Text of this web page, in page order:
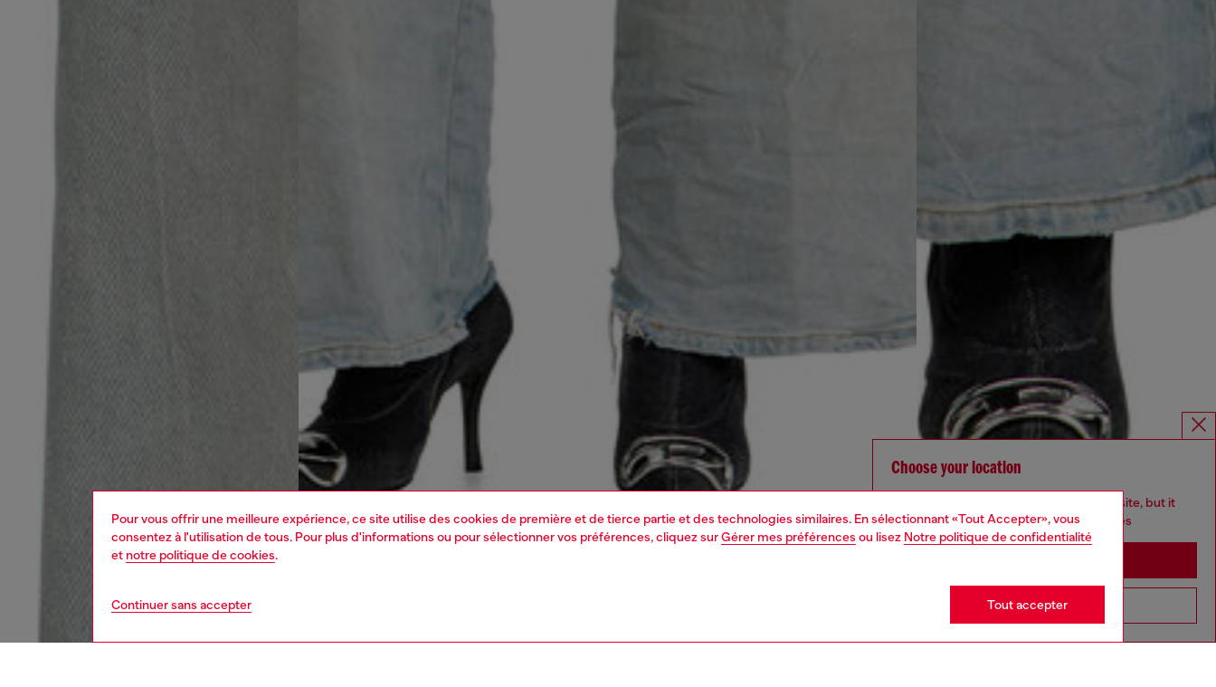
Pour vous offrir une meilleure expérience, ce site utilise des cookies de première et de tierce partie et des technologies similaires. En sélectionnant «Tout Accepter», vous
consentez à l'utilisation de tous. Pour plus d'informations ou pour sélectionner vos préférences, cliquez surGérer mes préférences ou lisez Notre politique de confidentialité
et notre politique de cookies.
Continuer sans accepter Tout accepter
Choose your location
You are currently browsing Canada website, but it
seems you may be based in United States
Go to United States